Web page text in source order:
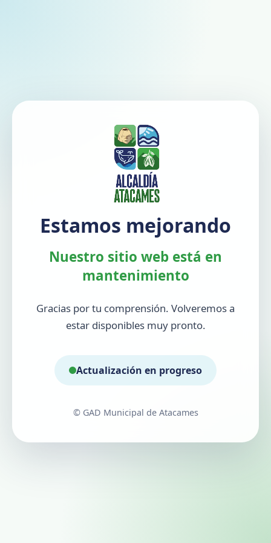
Estamos mejorando
Nuestro sitio web está en
mantenimiento
Gracias por tu comprensión. Volveremos a
estar disponibles muy pronto.
Actualización en progreso
© GAD Municipal de Atacames